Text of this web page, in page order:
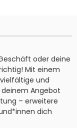
oder deine
Mit einem
und
Angebot
– erweitere
dich